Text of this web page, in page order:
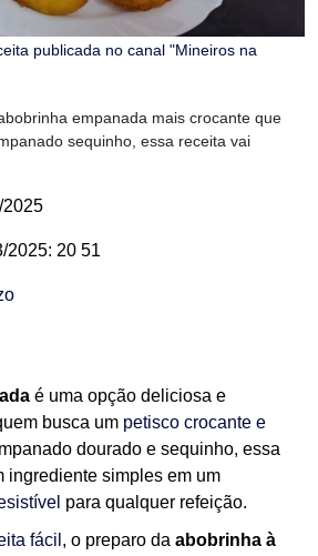
publicada no canal "Mineiros na
empanada mais crocante que
sequinho, essa receita vai
2025
2025: 20 51
é uma opção deliciosa e
busca um petisco crocante e
dourado e sequinho, essa
ingrediente simples em um
para qualquer refeição.
fácil , o preparo da abobrinha à